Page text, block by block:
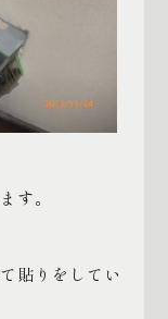
す。
貼りをしてい